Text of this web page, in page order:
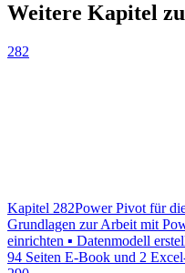
Weitere Kapitel
282
Kapitel 282Power Pivot für
Grundlagen zur Arbeit mit
einrichten ▪ Datenmodell
94 Seiten E-Book und 2